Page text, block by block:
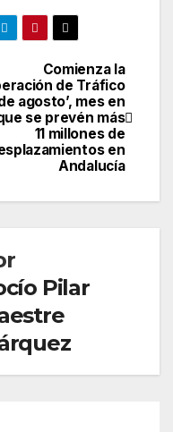
Comienza la
de Tráfico
de agosto’, mes en
se prevén más
11 millones de
en
Andalucía
Pilar